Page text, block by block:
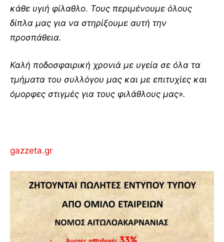
κάθε υγιή φίλαθλο. Τους περιμένουμε όλους
δίπλα μας για να στηρίξουμε αυτή την
προσπάθεια.
Καλή ποδοσφαιρική χρονιά με υγεία σε όλα τα
τμήματα του συλλόγου μας και με επιτυχίες και
όμορφες στιγμές για τους φιλάθλους μας».
gazzeta.gr